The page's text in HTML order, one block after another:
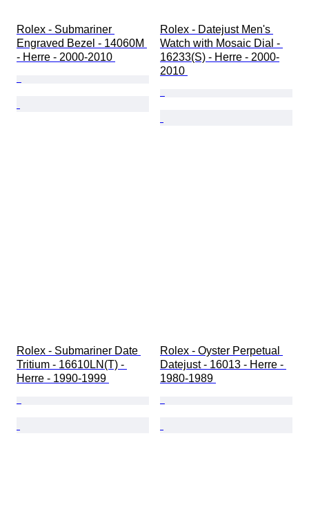
Rolex - Submariner
Engraved Bezel - 14060M
- Herre - 2000-2010
Rolex - Datejust Men's
Watch with Mosaic Dial -
16233(S) - Herre - 2000-
2010
Rolex - Submariner Date
Tritium - 16610LN(T) -
Herre - 1990-1999
Rolex - Oyster Perpetual
Datejust - 16013 - Herre -
1980-1989